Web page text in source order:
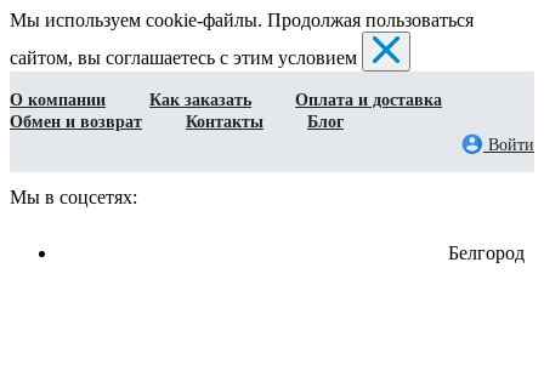
Мы используем cookie-файлы. Продолжая пользоваться
сайтом, вы соглашаетесь с этим условием
О компании Как заказать
Оплата и доставка
Обмен и возврат
Контакты
Блог
Войти
Мы в соцсетях:
Белгород